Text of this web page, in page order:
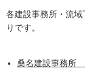
各建設事務所・流
りです。
桑名建設事務所